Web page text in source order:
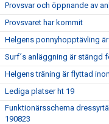
Provsvar och öppnande av
Provsvaret har kommit
Helgens ponnyhopptävling
Surf´s anläggning är stängd
Helgens träning är flyttad
Lediga platser ht 19
Funktionärsschema
190823